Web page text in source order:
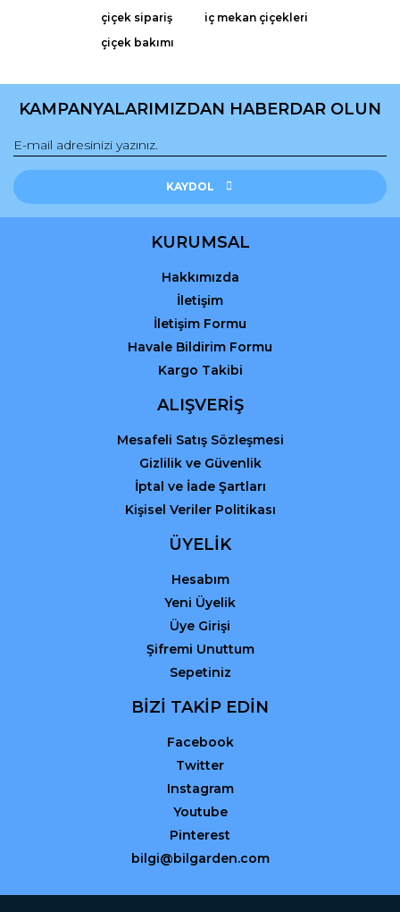
Ürün bilgilerinde hatalar bulunuyor.
Ürün fiyatı diğer sitelerden daha pahalı.
çiçek sipariş
iç mekan çiçekleri
çiçek bakımı
KAMPANYALARIMIZDAN HABERDAR OLUN
KAYDOL
KURUMSAL
Hakkımızda
İletişim
İletişim Formu
Havale Bildirim Formu
Kargo Takibi
ALIŞVERİŞ
Mesafeli Satış Sözleşmesi
Gizlilik ve Güvenlik
İptal ve İade Şartları
Kişisel Veriler Politikası
ÜYELİK
Hesabım
Yeni Üyelik
Üye Girişi
Şifremi Unuttum
Sepetiniz
BİZİ TAKİP EDİN
Facebook
Twitter
Instagram
Youtube
Pinterest
bilgi@bilgarden.com